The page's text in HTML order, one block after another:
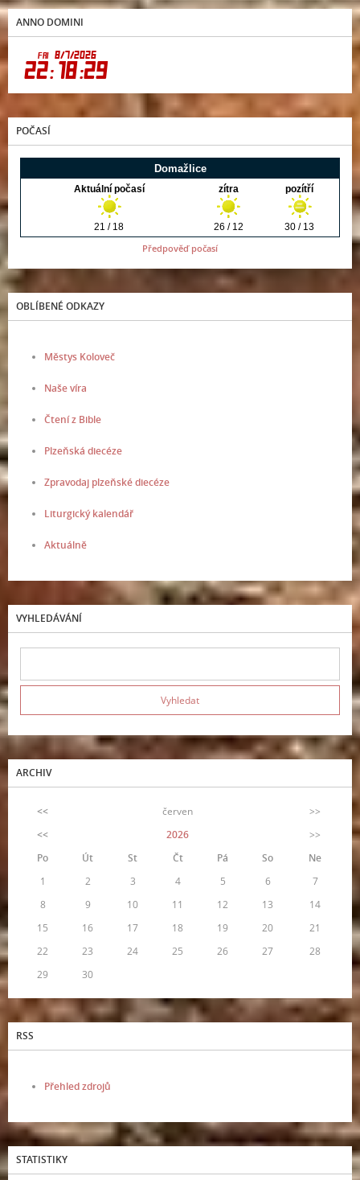
ANNO DOMINI
POČASÍ
Předpověď počasí
OBLÍBENÉ ODKAZY
Městys Koloveč
Naše víra
Čtení z Bible
Plzeňská diecéze
Zpravodaj plzeňské diecéze
Liturgický kalendář
Aktuálně
VYHLEDÁVÁNÍ
ARCHIV
<< červen
>>
<<
2026
>>
Po
Út St Čt Pá So
Ne
1
2 3 4 5 6
7
8
9 10 11 12 13
14
15
16 17 18 19 20
21
22
23 24 25 26 27
28
29
30
RSS
Přehled zdrojů
STATISTIKY